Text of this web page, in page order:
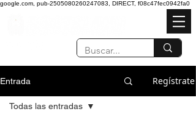
google.com, pub-2505080260247083, DIRECT, f08c47fec0942fa0
Entrada Regístrate
Todas las entradas